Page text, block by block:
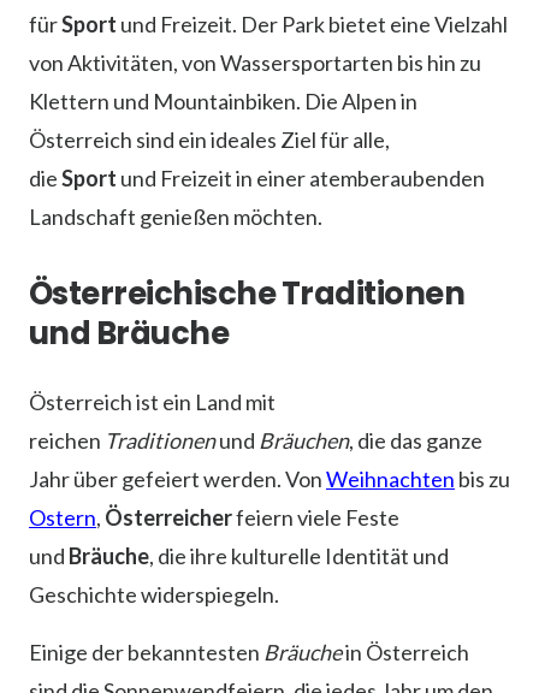
fürSport und Freizeit. Der Park bietet eine Vielzahl
von Aktivitäten, von Wassersportarten bis hin zu
Klettern und Mountainbiken. Die Alpen in
Österreich sind ein ideales Ziel für alle,
dieSport und Freizeit in einer atemberaubenden
Landschaft genießen möchten.
Österreichische Traditionen
und Bräuche
Österreich ist ein Land mit
reichen Traditionenund Bräuchen, die das ganze
Jahr über gefeiert werden. VonWeihnachten bis zu
Ostern, Österreicherfeiern viele Feste
und Bräuche, die ihre kulturelle Identität und
Geschichte widerspiegeln.
Einige der bekanntesten Bräuchein Österreich